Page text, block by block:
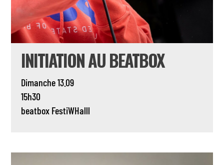
INITIATION AU BEATBOX
Dimanche 13.09
15h30
beatbox FestiWHalll